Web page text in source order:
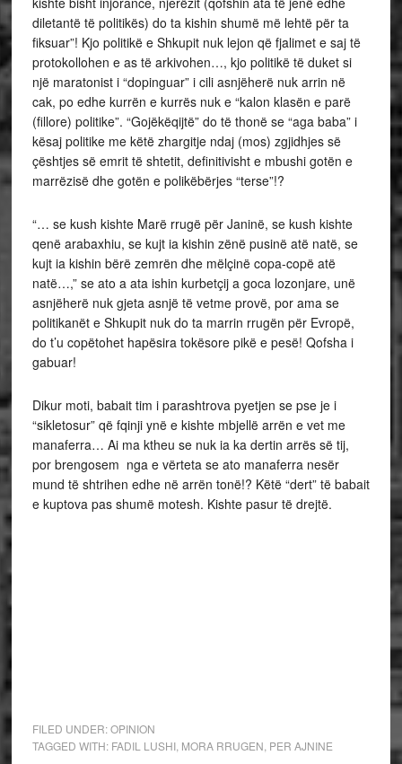
diletantë të politikës) do ta kishin shumë më lehtë për ta
fiksuar”! Kjo politikë e Shkupit nuk lejon që fjalimet e saj të
protokollohen e as të arkivohen…, kjo politikë të duket si
një maratonist i “dopinguar” i cili asnjëherë nuk arrin në
cak, po edhe kurrën e kurrës nuk e “kalon klasën e parë
(fillore) politike”. “Gojëkëqijtë” do të thonë se “aga baba” i
kësaj politike me këtë zhargitje ndaj (mos) zgjidhjes së
çështjes së emrit të shtetit, definitivisht e mbushi gotën e
marrëzisë dhe gotën e polikëbërjes “terse”!?
“… se kush kishte Marë rrugë për Janinë, se kush kishte
qenë arabaxhiu, se kujt ia kishin zënë pusinë atë natë, se
kujt ia kishin bërë zemrën dhe mëlçinë copa-copë atë
natë…,” se ato a ata ishin kurbetçij a goca lozonjare, unë
asnjëherë nuk gjeta asnjë të vetme provë, por ama se
politikanët e Shkupit nuk do ta marrin rrugën për Evropë,
do t’u copëtohet hapësira tokësore pikë e pesë! Qofsha i
gabuar!
Dikur moti, babait tim i parashtrova pyetjen se pse je i
“sikletosur” që fqinji ynë e kishte mbjellë arrën e vet me
manaferra… Ai ma ktheu se nuk ia ka dertin arrës së tij,
por brengosem nga e vërteta se ato manaferra nesër
mund të shtrihen edhe në arrën tonë!? Këtë “dert” të babait
e kuptova pas shumë motesh. Kishte pasur të drejtë.
FILED UNDER:OPINION
TAGGED WITH: FADIL LUSHI, MORA RRUGEN PER AJNINE